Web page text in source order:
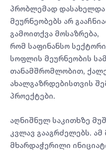
პრობლემად დასახელდა
მეურნეობებს არ
გამოითქვა მოსაზრება,
რომ საფინანსო
სოფლის მეურნეობის
თანამშრომლობით,
ახალგაზრდებისთვის
პროექტები.
აღნიშნულ საკითხზე
კვლავ გააგრძელებს.
მხარდაჭერილი